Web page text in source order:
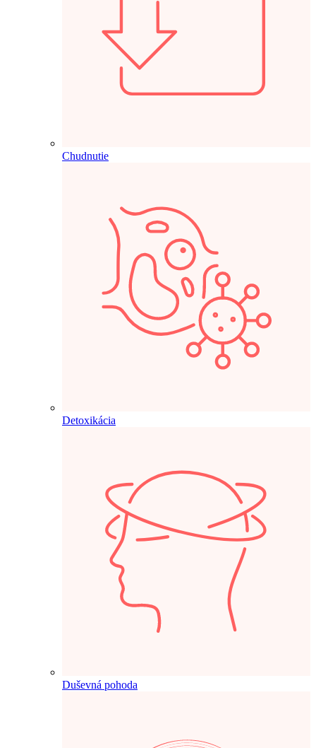
Chudnutie
Detoxikácia
Duševná pohoda